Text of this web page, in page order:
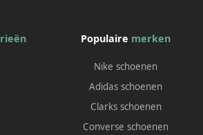
Populaire merken
Nike schoenen
Adidas schoenen
Clarks schoenen
Converse schoenen